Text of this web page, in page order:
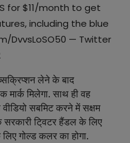
for $11/month to get
including the blue
DvvsLoSO50 — Twitter
लेने के बाद
मिलेगा. साथ ही वह
सबमिट करने में सक्षम
सरकारी टि्वटर हैंडल के लिए
गोल्ड कलर का होगा.